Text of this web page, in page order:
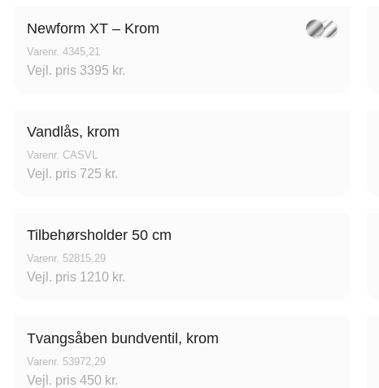
Newform XT – Krom
Varenr. 4345,21
Vejl. pris 3395 kr.
Vandlås, krom
Varenr. CASVL
Vejl. pris 725 kr.
Tilbehørsholder 50 cm
Varenr. 52815,29
Vejl. pris 1210 kr.
Tvangsåben bundventil, krom
Varenr. 53972,29
Vejl. pris 450 kr.